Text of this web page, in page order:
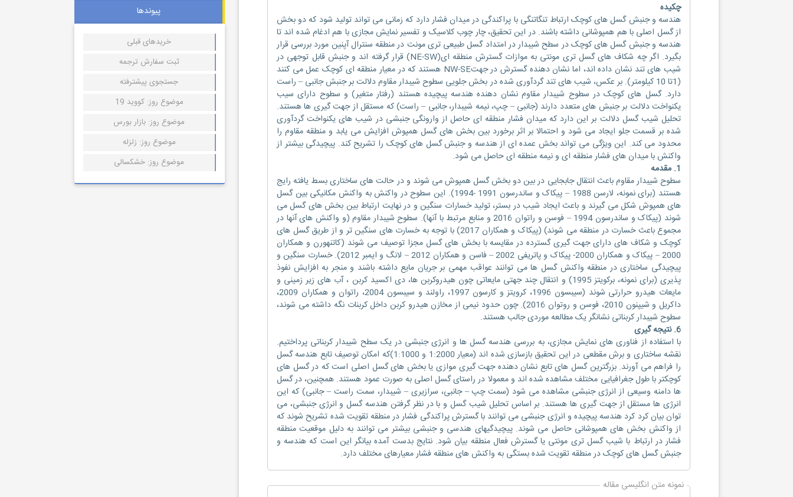
چکیده
هندسه و جنبش گسل های کوچک ارتباط تنگاتنگی با پراکندگی در میدان فشار دارد که زمانی می تواند تولید شود که دو بخش
از گسل اصلی با هم همپوشانی داشته باشند. در این تحقیق، چار چوب کلاسیک و تفسیر نمایش مجازی با هم ادغام شده اند تا
هندسه و جنبش گسل های کوچک در سطح شیبدار در امتداد گسل طبیعی تری مونت در منطقه سنترال آپنین مورد بررسی قرار
بگیرد. اگر چه شکاف های گسل تری مونتی به موازات گسترش منطقه ای(NE-SW) قرار گرفته اند و جنبش قابل توجهی در
شیب های تند نشان داده اند، اما نشان دهنده گسترش در جهتNW-SE هستند که در معیار منطقه ای کوچک عمل می کنند
(1تا 10 کیلومتر). بر عکس، شیب های تند گردآوری شده در بخش جلویی سطوح شیبدار مقاوم دلالت بر جنبش جانبی – راست
دارد. گسل های کوچک در سطوح شیبدار مقاوم نشان دهنده هندسه پیچیده هستند (رفتار متغیر) و سطوح دارای سیب
یکنواخت دلالت بر جنبش های متعدد دارند (جانبی – چپ، نیمه شیبدار، جانبی – راست) که مستقل از جهت گیری ها هستند.
تحلیل شیب گسل دلالت بر این دارد که میدان فشار منطقه ای حاصل از وارونگی جنبشی در شیب های یکنواخت گردآوری
شده بر قسمت جلو ایجاد می شود و احتمالا بر اثر برخورد بین بخش های گسل همپوش افزایش می یابد و منطقه مقاوم را
محدود می کند. این ویژگی می تواند بخش عمده ای از هندسه و جنبش گسل های کوچک را تشریح کند. پیچیدگی بیشتر از
واکنش با میدان های فشار منطقه ای و نیمه منطقه ای حاصل می شود.
1. مقدمه
سطوح شیبدار مقاوم باعث انتقال جابجایی در بین دو بخش گسل همپوش می شوند و در حالت های ساختاری بسط یافته رایج
هستند (برای نمونه، لارسن 1988 – پیکاک و ساندرسون 1991 -1994). این سطوح در واکنش به واکنش مکانیکی بین گسل
های همپوش شکل می گیرند و باعث ایجاد شیب در بستر، تولید خسارات سنگین و در نهایت ارتباط بین بخش های گسل می
شوند (پیکاک و ساندرسون 1994 – فوسن و راتوان 2016 و منابع مرتبط با آنها). سطوح شیبدار مقاوم (و واکنش های آنها در
مجموع باعث خسارت در منطقه می شوند) (پیکاک و همکاران 2017) با توجه به خسارت های سنگین تر و از طریق گسل های
کوچک و شکاف های دارای جهت گیری گسترده در مقایسه با بخش های گسل مجزا توصیف می شوند (کاتنهورن و همکاران
2000 – پیکاک و همکاران 2000- پیکاک و پاتریفی 2002 – فاسن و همکاران 2012 – لانگ و ایمبر 2012). خسارت سنگین و
پیچیدگی ساختاری در منطقه واکنش گسل ها می توانند عواقب مهمی بر جریان مایع داشته باشند و منجر به افزایش نفوذ
پذیری (برای نمونه، برکویتز 1995) و انتقال چند جهتی مایعاتی چون هیدروکربن ها، دی اکسید کربن ، آب های زیر زمینی و
مایعات هیدرو حرارتی شوند (سیبسون 1996، کرویتز و کارسون 1997، راولند و سیبسون 2004، راتوان و همکاران 2009،
داکریل و شیپنون 2010، فوسن و روتوان 2016). چون حدود نیمی از مخازن هیدرو کربن داخل کربنات نگه داشته می شوند،
سطوح شیبدار کربناتی نشانگر یک مطالعه موردی جالب هستند.
6. نتیجه گیری
با استفاده از فناوری های نمایش مجازی، به بررسی هندسه گسل ها و انرژی جنبشی در یک سطح شیبدار کربناتی پرداختیم.
نقشه ساختاری و برش مقطعی در این تحقیق بازسازی شده اند (معیار 1:2000 و 1:1000)که امکان توصیف تابع هندسه گسل
را فراهم می آورند. بزرگترین گسل های تابع نشان دهنده جهت گیری موازی یا بخش های گسل اصلی است که در گسل های
کوچکتر با طول جغرافیایی مختلف مشاهده شده اند و معمولا در راستای گسل اصلی به صورت عمود هستند. همچنین، در گسل
ها دامنه وسیعی از انرژی جنبشی مشاهده می شود (سمت چپ – جانبی، سرازیری – شیبدار، سمت راست – جانبی) که این
انرژی ها مستقل از جهت گیری ها هستند. بر اساس تحلیل شیب گسل و با در نظر گرفتن هندسه گسل و انرژی جنبشی، می
توان بیان کرد کرد هندسه پیچیده و انرژی جنبشی می توانند با گسترش پراکندگی فشار در منطقه تقویت شده تشریح شوند که
از واکنش بخش های همپوشانی حاصل می شوند. پیچیدگیهای هندسی و جنبشی بیشتر می توانند به دلیل موقعیت منطقه
فشار در ارتباط با شیب گسل تری مونتی یا گسترش فعال منطقه بیان شود. نتایج بدست آمده بیانگر این است که هندسه و
جنبش گسل های کوچک در منطقه تقویت شده بستگی به واکنش های منطقه فشار معیارهای مختلف دارد.
نمونه متن انگلیسی مقاله
پیوندها
خریدهای قبلی
ثبت سفارش ترجمه
جستجوی پیشترفته
موضوع روز: کووید 19
موضوع روز: بازار بورس
موضوع روز: زلزله
موضوع روز: خشکسالی